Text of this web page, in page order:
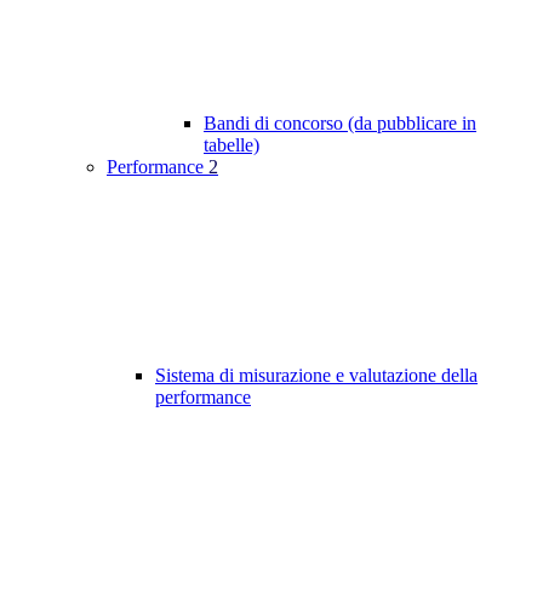
Bandi di concorso (da pubblicare in
tabelle)
Performance 2
Sistema di misurazione e valutazione della
performance